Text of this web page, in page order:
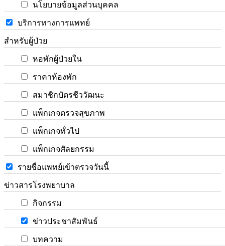
นโยบายข้อมูลส่วนบุคคล
บริการทางการแพทย์
สำหรับผู้ป่วย
หอพักผู้ป่วยใน
ราคาห้องพัก
สมาชิกบัตรชีววัฒนะ
แพ็กเกจตรวจสุขภาพ
แพ็กเกจทั่วไป
แพ็กเกจศัลยกรรม
รายชื่อแพทย์เข้าตรวจวันนี้
ข่าวสารโรงพยาบาล
กิจกรรม
ข่าวประชาสัมพันธ์
บทความ